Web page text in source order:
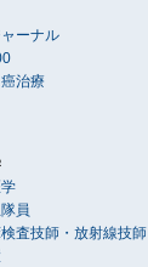
ーナル
治療
員
査技師・放射線技師